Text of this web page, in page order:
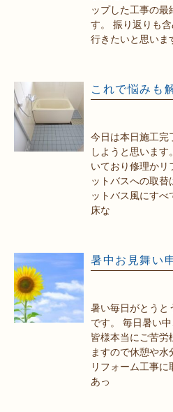
ップした工事の最
す。 振り返りも
行きたいと思いま
これで悩みも
今日は本日施工完
しようと思いま
いており修理かリ
ットバスへの取替
ットバス風にすべ
床な
暑中お見舞い
暑い毎日がとうと
です。 毎日暑い
皆様本当にご苦労
ますので休憩や
リフォーム工事に
あっ